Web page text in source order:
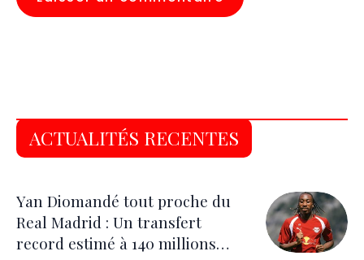
ACTUALITÉS RECENTES
Yan Diomandé tout proche du
Real Madrid : Un transfert
record estimé à 140 millions